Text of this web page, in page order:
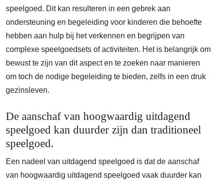
speelgoed. Dit kan resulteren in een gebrek aan
ondersteuning en begeleiding voor kinderen die behoefte
hebben aan hulp bij het verkennen en begrijpen van
complexe speelgoedsets of activiteiten. Het is belangrijk om
bewust te zijn van dit aspect en te zoeken naar manieren
om toch de nodige begeleiding te bieden, zelfs in een druk
gezinsleven.
De aanschaf van hoogwaardig uitdagend
speelgoed kan duurder zijn dan traditioneel
speelgoed.
Een nadeel van uitdagend speelgoed is dat de aanschaf
van hoogwaardig uitdagend speelgoed vaak duurder kan